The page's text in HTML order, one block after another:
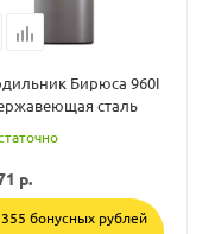
Бирюса 960I
сталь
р.
бонусных рублей